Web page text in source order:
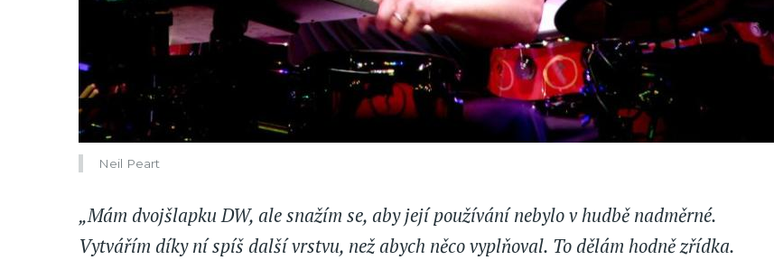
Neil Peart
„Mám dvojšlapku DW, ale snažím se, aby její používání nebylo v hudbě nadměrné.
Vytvářím díky ní spíš další vrstvu, než abych něco vyplňoval. To dělám hodně zřídka.